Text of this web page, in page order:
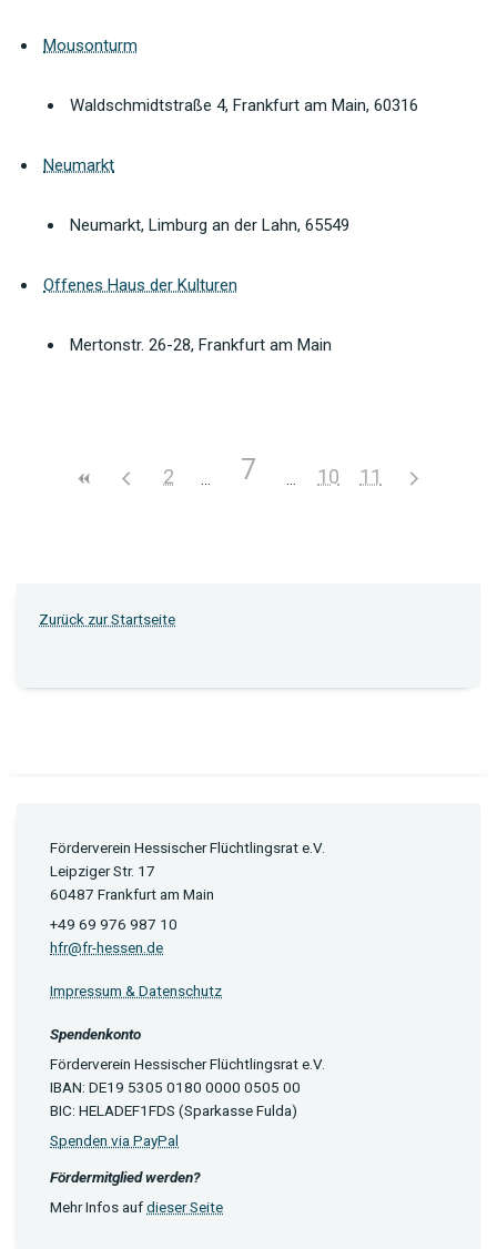
Mousonturm
Waldschmidtstraße 4, Frankfurt am Main, 60316
Neumarkt
Neumarkt, Limburg an der Lahn, 65549
Offenes Haus der Kulturen
Mertonstr. 26-28, Frankfurt am Main
2 7 10 11
Zurück zur Startseite
Förderverein Hessischer Flüchtlingsrat e.V.
Leipziger Str. 17
60487 Frankfurt am Main
+49 69 976 987 10
hfr@fr-hessen.de
Impressum & Datenschutz
Spendenkonto
Förderverein Hessischer Flüchtlingsrat e.V.
IBAN: DE19 5305 0180 0000 0505 00
BIC: HELADEF1FDS (Sparkasse Fulda)
Spenden via PayPal
Fördermitglied werden?
Mehr Infos aufdieser Seite